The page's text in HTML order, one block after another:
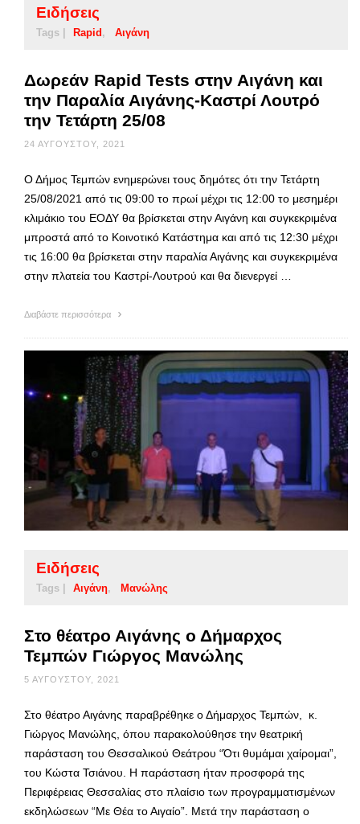
Ειδήσεις
Tags | Rapid Αιγάνη
Δωρεάν Rapid Tests στην Αιγάνη και
την Παραλία Αιγάνης-Καστρί Λουτρό
την Τετάρτη 25/08
24 ΑΥΓΟΎΣΤΟΥ, 2021
Ο Δήμος Τεμπών ενημερώνει τους δημότες ότι την Τετάρτη
25/08/2021 από τις 09:00 το πρωί μέχρι τις 12:00 το μεσημέρι
κλιμάκιο του ΕΟΔΥ θα βρίσκεται στην Αιγάνη και συγκεκριμένα
μπροστά από το Κοινοτικό Κατάστημα και από τις 12:30 μέχρι
τις 16:00 θα βρίσκεται στην παραλία Αιγάνης και συγκεκριμένα
στην πλατεία του Καστρί-Λουτρού και θα διενεργεί …
Διαβάστε περισσότερα
Ειδήσεις
Tags | Αιγάνη Μανώλης
Στο θέατρο Αιγάνης ο Δήμαρχος
Τεμπών Γιώργος Μανώλης
5 ΑΥΓΟΎΣΤΟΥ, 2021
Στο θέατρο Αιγάνης παραβρέθηκε ο Δήμαρχος Τεμπών, κ.
Γιώργος Μανώλης, όπου παρακολούθησε την θεατρική
παράσταση του Θεσσαλικού Θεάτρου “Ότι θυμάμαι χαίρομαι”,
του Κώστα Τσιάνου. Η παράσταση ήταν προσφορά της
Περιφέρειας Θεσσαλίας στο πλαίσιο των προγραμματισμένων
εκδηλώσεων “Με Θέα το Αιγαίο”. Μετά την παράσταση ο